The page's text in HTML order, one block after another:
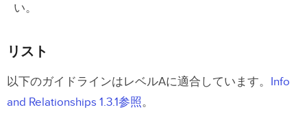
い。
リスト
以下のガイドラインはレベルAに適合しています。 Info
and Relationships 1.3.1参照。